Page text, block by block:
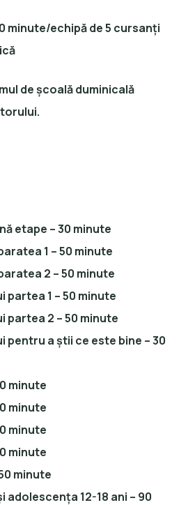
echipă de 5 cursanți
școală duminicală
etape – 30 minute
1 – 50 minute
2 – 50 minute
1 – 50 minute
partea 2 – 50 minute
a știi ce este bine – 30
minute
minute
minute
minute
minute
adolescența 12-18 ani – 90